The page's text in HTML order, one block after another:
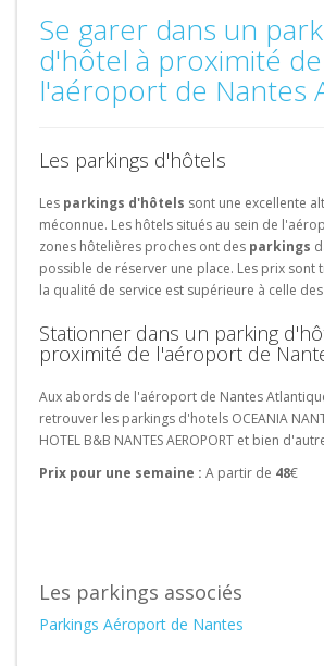
Se garer dans un
d'hôtel à proximité de
l'aéroport de Nantes
Les parkings d'hôtels
Les parkings d'hôtels sont une excellente
méconnue. Les hôtels situés au sein de
zones hôtelières proches ont des parkings
possible de réserver une place. Les prix sont
la qualité de service est supérieure à celle
Stationner dans un parking
proximité de l'aéroport de
Aux abords de l'aéroport de Nantes
retrouver les parkings d'hotels OCEANIA
HOTEL B&B NANTES AEROPORT et bien
Prix pour une semaine : A partir de 48€
Les parkings associés
Parkings Aéroport de Nantes